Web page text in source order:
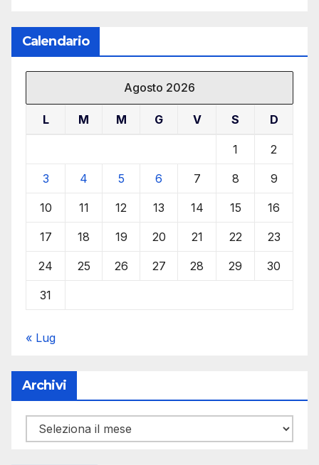
Calendario
Agosto 2026
L M M G V S D
1 2
3 4 5 6 7 8 9
10 11 12 13 14 15 16
17 18 19 20 21 22 23
24 25 26 27 28 29 30
31
« Lug
Archivi
Archivi